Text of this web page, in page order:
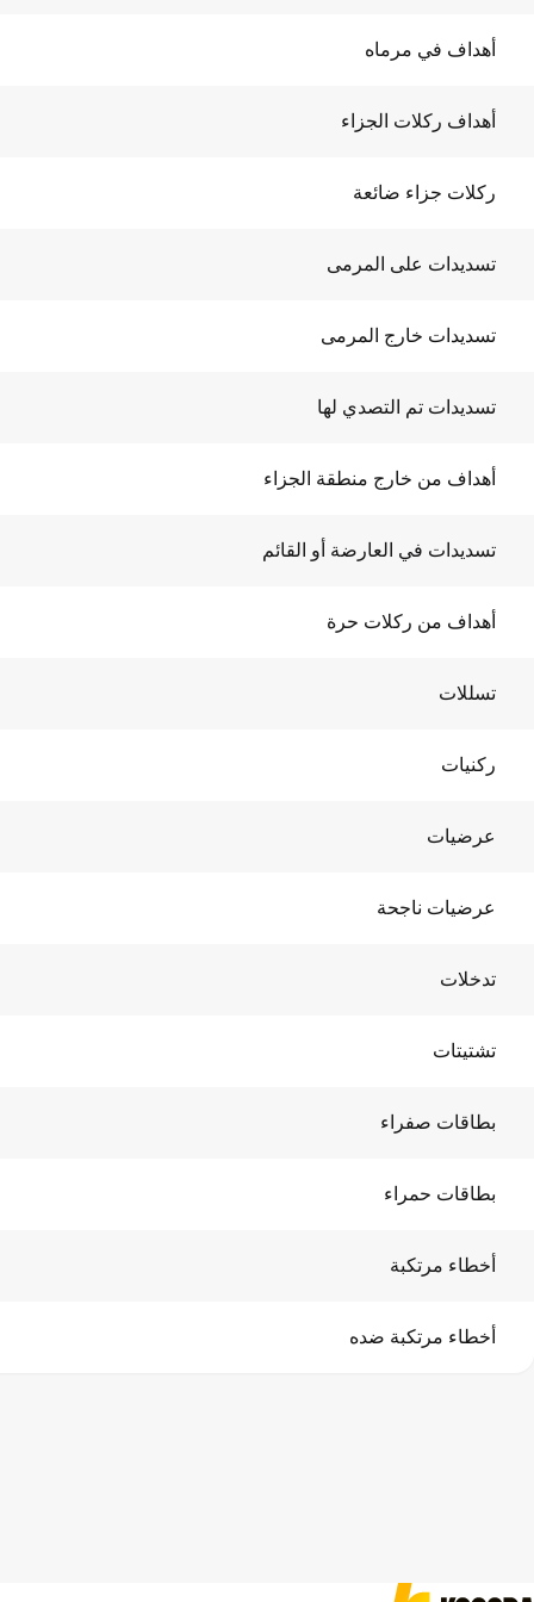
أهداف في مرماه
أهداف ركلات الجزاء
ركلات جزاء ضائعة
تسديدات على المرمى
تسديدات خارج المرمى
تسديدات تم التصدي لها
أهداف من خارج منطقة الجزاء
تسديدات في العارضة أو القائم
أهداف من ركلات حرة
تسللات
ركنيات
عرضيات
عرضيات ناجحة
تدخلات
تشتيتات
بطاقات صفراء
بطاقات حمراء
أخطاء مرتكبة
أخطاء مرتكبة ضده